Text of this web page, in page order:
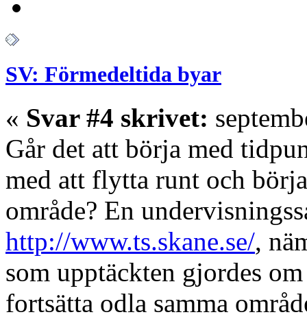
SV: Förmedeltida byar
« Svar #4 skrivet:
Går det att börja med
med att flytta runt och
område? En
http://www.ts.skane.se/,
som upptäckten gjordes
fortsätta odla samma